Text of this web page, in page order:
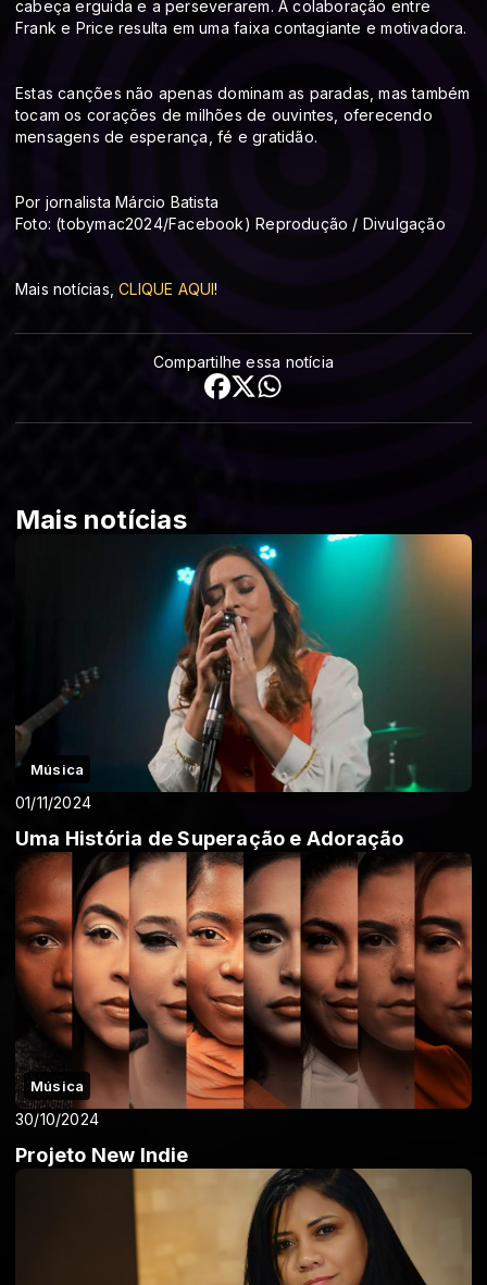
cabeça erguida e a perseverarem. A colaboração entre
Frank e Price resulta em uma faixa contagiante e motivadora.
Estas canções não apenas dominam as paradas, mas também
tocam os corações de milhões de ouvintes, oferecendo
mensagens de esperança, fé e gratidão.
Por jornalista Márcio Batista
Foto: (tobymac2024/Facebook) Reprodução / Divulgação
Mais notícias,CLIQUE AQUI!
Compartilhe essa notícia
Mais notícias
Música
01/11/2024
Uma História de Superação e Adoração
Música
30/10/2024
Projeto New Indie